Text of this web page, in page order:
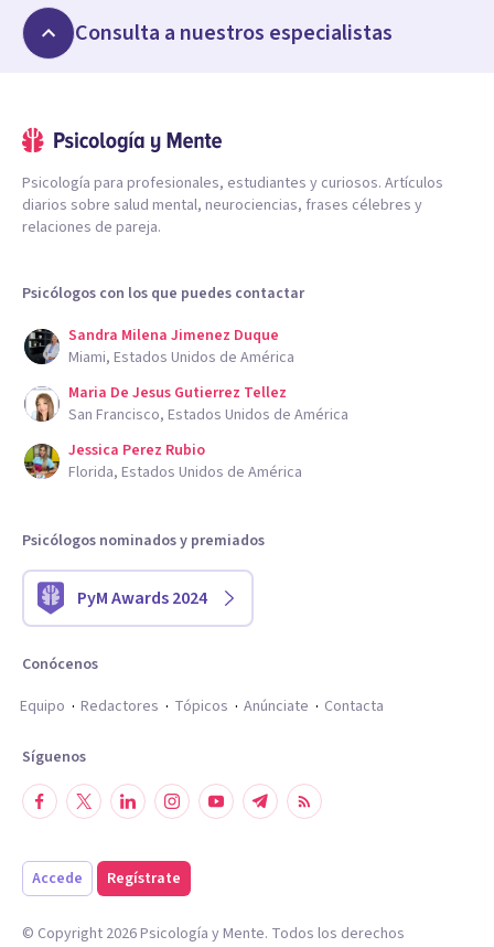
Consulta a nuestros especialistas
Psicología para profesionales, estudiantes y curiosos. Artículos
diarios sobre salud mental, neurociencias, frases célebres y
relaciones de pareja.
Psicólogos con los que puedes contactar
Sandra Milena Jimenez Duque
Miami, Estados Unidos de América
Maria De Jesus Gutierrez Tellez
San Francisco, Estados Unidos de América
Jessica Perez Rubio
Florida, Estados Unidos de América
Psicólogos nominados y premiados
PyM Awards 2024
Conócenos
Equipo
Redactores Tópicos Anúnciate Contacta
Síguenos
Accede Regístrate
© Copyright 2026Psicología y Mente. Todos los derechos